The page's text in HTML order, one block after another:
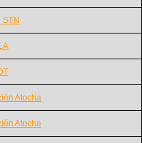
STN
Atocha
Atocha